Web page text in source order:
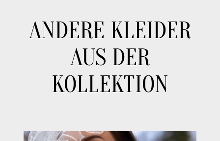
ANDERE KLEIDER
AUS DER
KOLLEKTION